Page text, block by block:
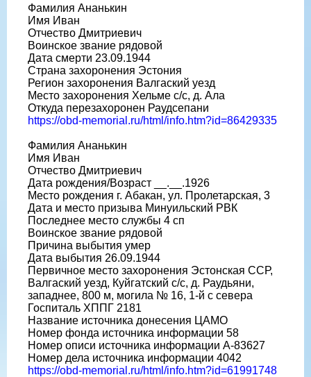
Фамилия Ананькин
Имя Иван
Отчество Дмитриевич
Воинское звание рядовой
Дата смерти 23.09.1944
Страна захоронения Эстония
Регион захоронения Валгаский уезд
Место захоронения Хельме с/с, д. Ала
Откуда перезахоронен Раудсепани
https://obd-memorial.ru/html/info.htm?id=86429335
Фамилия Ананькин
Имя Иван
Отчество Дмитриевич
Дата рождения/Возраст __.__.1926
Место рождения г. Абакан, ул. Пролетарская, 3
Дата и место призыва Минуильский РВК
Последнее место службы 4 сп
Воинское звание рядовой
Причина выбытия умер
Дата выбытия 26.09.1944
Первичное место захоронения Эстонская ССР,
Валгаский уезд, Куйгатский с/с, д. Раудьяни,
западнее, 800 м, могила № 16, 1-й с севера
Госпиталь ХППГ 2181
Название источника донесения ЦАМО
Номер фонда источника информации 58
Номер описи источника информации А-83627
Номер дела источника информации 4042
https://obd-memorial.ru/html/info.htm?id=61991748